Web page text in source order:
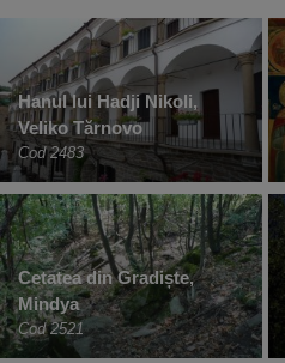
Hanul lui Hadji Nikoli,
Veliko Tărnovo
Cod 2483
Cetatea din Gradiște,
Mindya
Cod 2521